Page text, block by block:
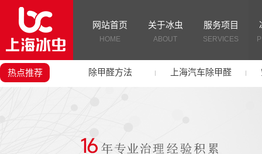
网站首页
HOME
关于冰虫
ABOUT
服务项目
SERVICES
热点推荐 除甲醛方法 上海汽车除甲醛